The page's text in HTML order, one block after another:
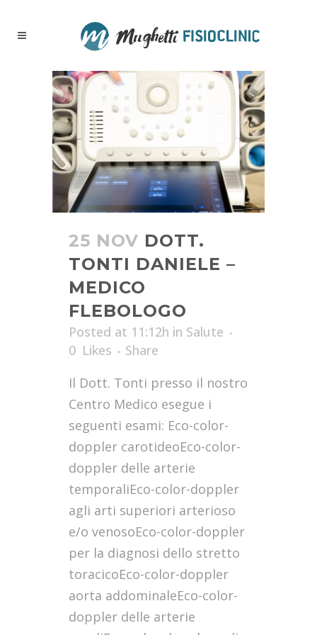
25 NOV DOTT.
TONTI DANIELE –
MEDICO
FLEBOLOGO
Posted at 11:12h in Salute
0 Likes
Share
Il Dott. Tonti presso il nostro
Centro Medico esegue i
seguenti esami: Eco-color-
doppler carotideoEco-color-
doppler delle arterie
temporaliEco-color-doppler
agli arti superiori arterioso
e/o venosoEco-color-doppler
per la diagnosi dello stretto
toracicoEco-color-doppler
aorta addominaleEco-color-
doppler delle arterie